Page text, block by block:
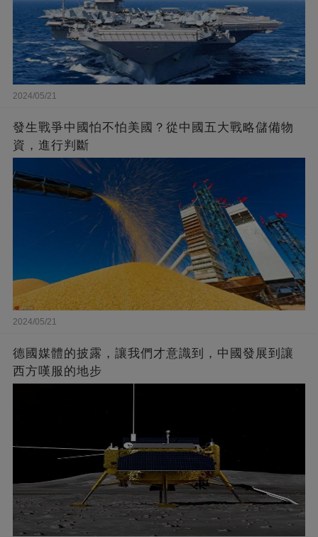
2024/05/21
發生戰爭中國怕不怕美國？從中國五大戰略儲備物
資，進行判斷
2024/05/21
德國媒體的披露，讓我們才意識到，中國發展到讓
西方嘆服的地步